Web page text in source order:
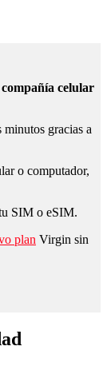
celular
gracias a
o computador,
SIM o eSIM.
plan Virgin sin